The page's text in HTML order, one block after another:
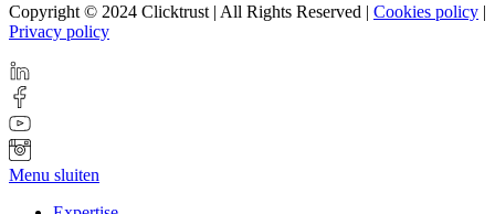
Copyright © 2024 Clicktrust | All Rights Reserved | Cookies policy |
Privacy policy
Menu sluiten